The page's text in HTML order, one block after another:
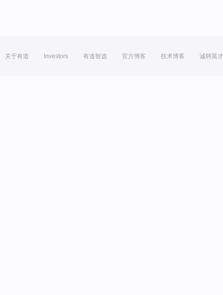
关于有道 Investors 有道智选 官方博客 技术博客 诚聘英才